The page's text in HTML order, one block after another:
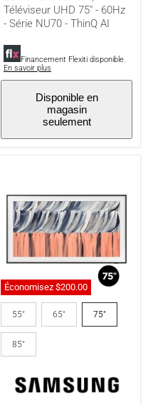
Série
NU70
ThinQ
AI
Téléviseur UHD 75" - 60Hz
- Série NU70 - ThinQ AI
Financement Flexiti disponible.
En savoir plus
Disponible en
magasin
seulement
Économisez $200.00
Samsung
QN75LS03HEFXZC
Téléviseur
75"
-
Frame
55" 65" 75"
85"